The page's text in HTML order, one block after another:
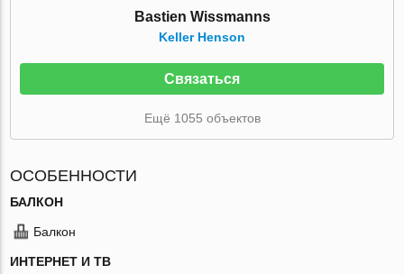
Bastien Wissmanns
Keller Henson
Связаться
Ещё 1055 объектов
ОСОБЕННОСТИ
БАЛКОН
Балкон
ИНТЕРНЕТ И ТВ